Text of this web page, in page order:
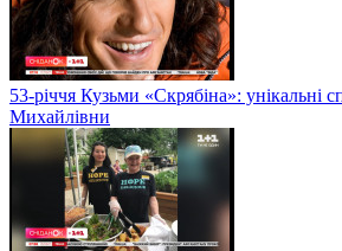
53-річчя Кузьми «Скрябіна»: унікальні
Михайлівни